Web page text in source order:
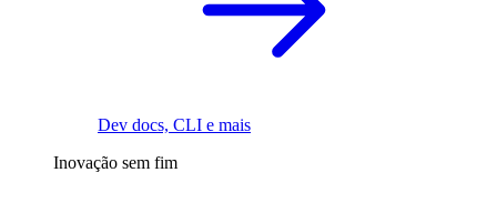
Dev docs, CLI e mais
Inovação sem fim